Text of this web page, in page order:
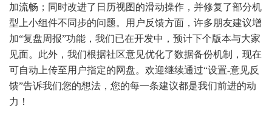
加流畅；同时改进了日历视图的滑动操作，并修复了部分机
型上小组件不同步的问题。用户反馈方面，许多朋友建议增
加“复盘周报”功能，我们已在开发中，预计下个版本与大家
见面。此外，我们根据社区意见优化了数据备份机制，现在
可自动上传至用户指定的网盘。欢迎继续通过“设置-意见反
馈”告诉我们您的想法，您的每一条建议都是我们前进的动
力！